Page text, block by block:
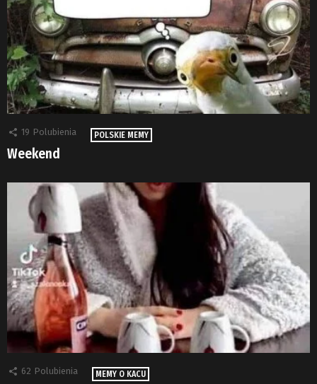
19 Polubienia POLSKIE MEMY
Weekend
62 Polubienia MEMY O KACU